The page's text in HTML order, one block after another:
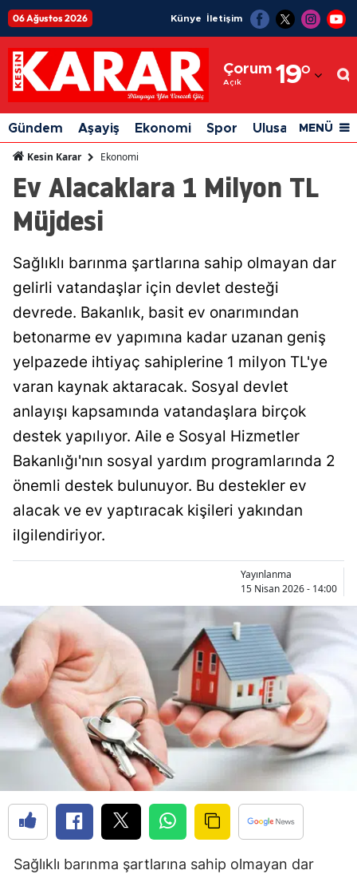
06 Ağustos 2026 Künye İletişim
Çorum
Açık 19°
Adıyaman
Afyonkarahisar
Ağrı
Amasya
Aydın
Balıkesir
Bilecik
Bingöl
Bitlis
Bolu
Burdur
Çanakkale
Çankırı
Çorum
Denizli
Diyarbakır
Edirne
Elazığ
Erzincan
Erzurum
Eskişehir
Gündem Aşayiş Ekonomi Spor Ulusal Siyaset
MENÜ
Kesin Karar Ekonomi
Ev Alacaklara 1 Milyon TL
Müjdesi
Sağlıklı barınma şartlarına sahip olmayan dar
gelirli vatandaşlar için devlet desteği
devrede. Bakanlık, basit ev onarımından
betonarme ev yapımına kadar uzanan geniş
yelpazede ihtiyaç sahiplerine 1 milyon TL'ye
varan kaynak aktaracak. Sosyal devlet
anlayışı kapsamında vatandaşlara birçok
destek yapılıyor. Aile e Sosyal Hizmetler
Bakanlığı'nın sosyal yardım programlarında 2
önemli destek bulunuyor. Bu destekler ev
alacak ve ev yaptıracak kişileri yakından
ilgilendiriyor.
Yayınlanma
15 Nisan 2026 - 14:00
Sağlıklı barınma şartlarına sahip olmayan dar